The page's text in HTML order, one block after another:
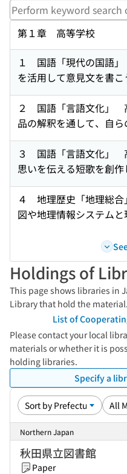
第１章 高等学校
１ 国語「現代の国
を活用して意見文を書
２ 国語「言語文化」
品の解釈を通して、自
３ 国語「言語文化」
思いを伝える短歌を創
４ 地理歴史「地理総
図や地理情報システム
Holdings of
This page shows libraries in
Library that hold the material.
List of
Please contact your local
materials or whether it is
holding libraries.
Specify a
Northern Japan
秋田県立図書館
Paper